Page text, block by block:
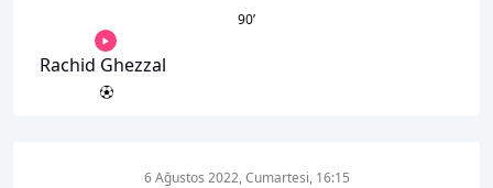
90’
Rachid Ghezzal
6 Ağustos 2022, Cumartesi, 16:15